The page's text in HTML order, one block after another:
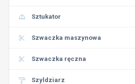
Sztukator
Szwaczka maszynowa
Szwaczka ręczna
Szyldziarz